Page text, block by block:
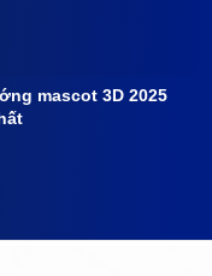
mascot 3D 2025